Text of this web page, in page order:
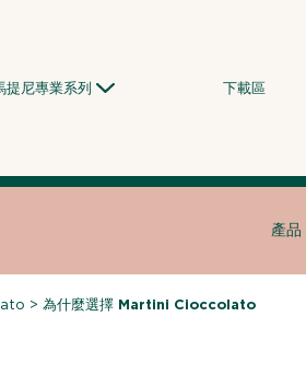
提尼專業系列 下載區
產品
>為什麼選擇 Martini Cioccolato